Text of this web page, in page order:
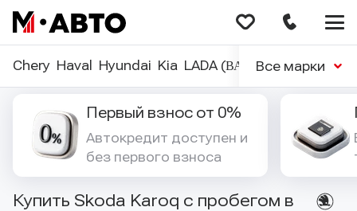
Chery Haval Hyundai Kia LADA (ВАЗ) Nissan
Все марки
Первый взнос от 0%
Автокредит доступен и
без первого взноса
Купить Skoda Karoq с пробегом в